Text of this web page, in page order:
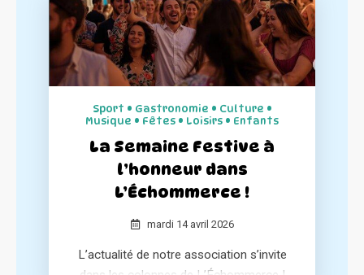
article à notre association au sein de ses
différentes éditions.
Sport • Gastronomie • Culture •
Musique • Fêtes • Loisirs • Enfants
La Semaine Festive à
l’honneur dans
L’Échommerce !
mardi 14 avril 2026
L’actualité de notre association s’invite